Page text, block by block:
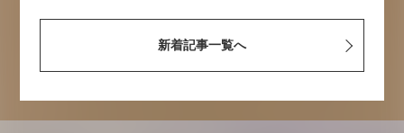
新着記事一覧へ